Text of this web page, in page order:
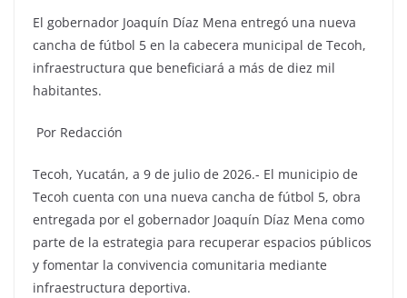
El gobernador Joaquín Díaz Mena entregó una nueva
cancha de fútbol 5 en la cabecera municipal de Tecoh,
infraestructura que beneficiará a más de diez mil
habitantes.
Por Redacción
Tecoh, Yucatán, a 9 de julio de 2026.- El municipio de
Tecoh cuenta con una nueva cancha de fútbol 5, obra
entregada por el gobernador Joaquín Díaz Mena como
parte de la estrategia para recuperar espacios públicos
y fomentar la convivencia comunitaria mediante
infraestructura deportiva.